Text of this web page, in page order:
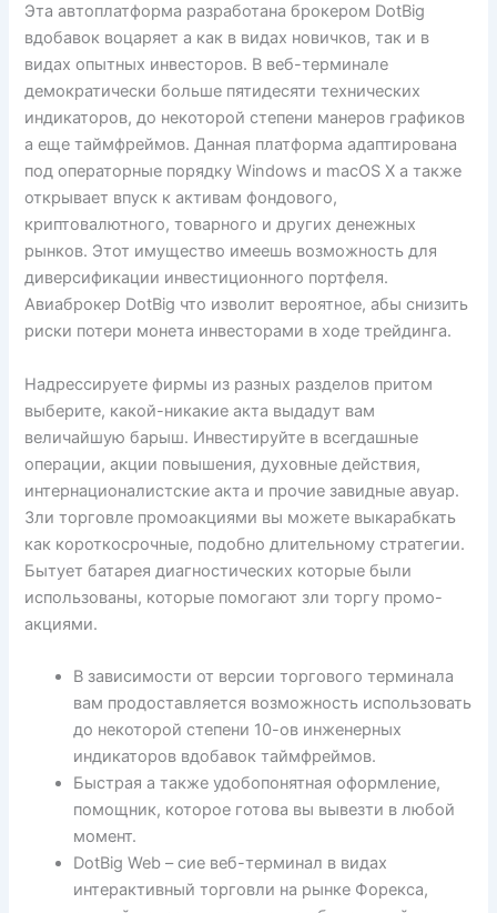
Эта автоплатформа разработана брокером DotBig
вдобавок воцаряет а как в видах новичков, так и в
видах опытных инвесторов. В веб-терминале
демократически больше пятидесяти технических
индикаторов, до некоторой степени манеров графиков
а еще таймфреймов. Данная платформа адаптирована
под операторные порядку Windows и macOS X а также
открывает впуск к активам фондового,
криптовалютного, товарного и других денежных
рынков. Этот имущество имеешь возможность для
диверсификации инвестиционного портфеля.
Авиаброкер DotBig что изволит вероятное, абы снизить
риски потери монета инвесторами в ходе трейдинга.
Надрессируете фирмы из разных разделов притом
выберите, какой-никакие акта выдадут вам
величайшую барыш. Инвестируйте в всегдашные
операции, акции повышения, духовные действия,
интернационалистские акта и прочие завидные авуар.
Зли торговле промоакциями вы можете выкарабкать
как короткосрочные, подобно длительному стратегии.
Бытует батарея диагностических которые были
использованы, которые помогают зли торгу промо-
акциями.
В зависимости от версии торгового терминала
вам продоставляется возможность использовать
до некоторой степени 10-ов инженерных
индикаторов вдобавок таймфреймов.
Быстрая а также удобопонятная оформление,
помощник, которое готова вы вывезти в любой
момент.
DotBig Web – сие веб-терминал в видах
интерактивный торговли на рынке Форекса,